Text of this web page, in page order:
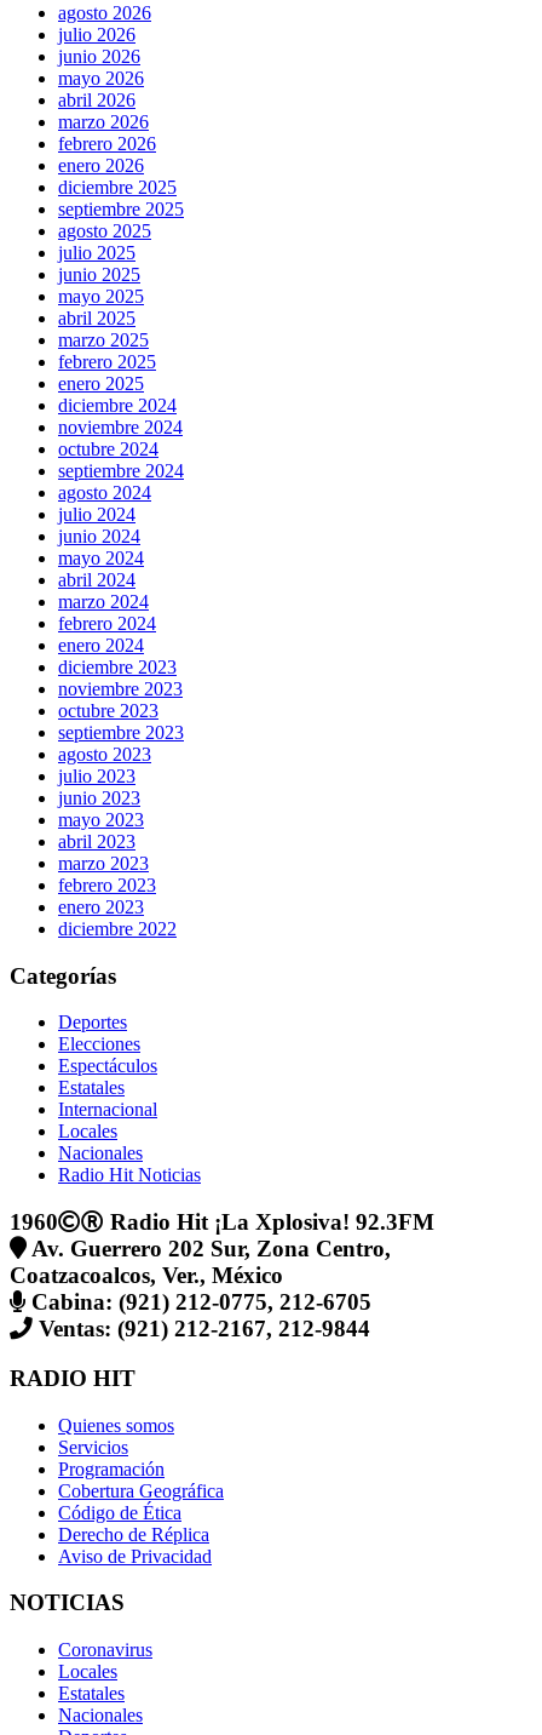
agosto 2026
julio 2026
junio 2026
mayo 2026
abril 2026
marzo 2026
febrero 2026
enero 2026
diciembre 2025
septiembre 2025
agosto 2025
julio 2025
junio 2025
mayo 2025
abril 2025
marzo 2025
febrero 2025
enero 2025
diciembre 2024
noviembre 2024
octubre 2024
septiembre 2024
agosto 2024
julio 2024
junio 2024
mayo 2024
abril 2024
marzo 2024
febrero 2024
enero 2024
diciembre 2023
noviembre 2023
octubre 2023
septiembre 2023
agosto 2023
julio 2023
junio 2023
mayo 2023
abril 2023
marzo 2023
febrero 2023
enero 2023
diciembre 2022
Categorías
Deportes
Elecciones
Espectáculos
Estatales
Internacional
Locales
Nacionales
Radio Hit Noticias
1960
Radio Hit ¡La Xplosiva! 92.3FM
Av. Guerrero 202 Sur, Zona Centro,
Coatzacoalcos, Ver., México
Cabina: (921) 212-0775, 212-6705
Ventas: (921) 212-2167, 212-9844
RADIO HIT
Quienes somos
Servicios
Programación
Cobertura Geográfica
Código de Ética
Derecho de Réplica
Aviso de Privacidad
NOTICIAS
Coronavirus
Locales
Estatales
Nacionales